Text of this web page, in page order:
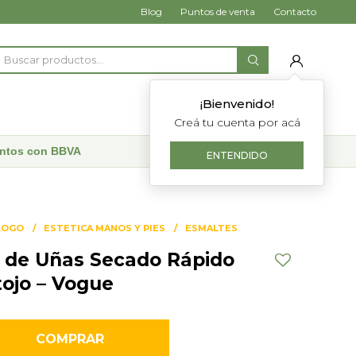
¡Bienvenido!
Creá tu cuenta por acá
ENTENDIDO
Blog Puntos de venta Contacto
con BBVA
ESTETICA MANOS Y PIES ESMALTES
Uñas Secado Rápido
– Vogue
COMPRAR